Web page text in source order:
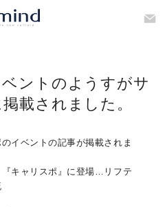
ベントのようすがサ
載されました。
イベントの記事が掲載されま
キャリスポ』に登場…リフテ